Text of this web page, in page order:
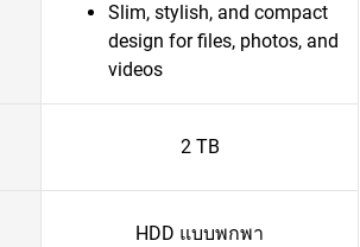
Slim, stylish, and compact
design for files, photos, and
videos
2 TB
HDD แบบพกพา